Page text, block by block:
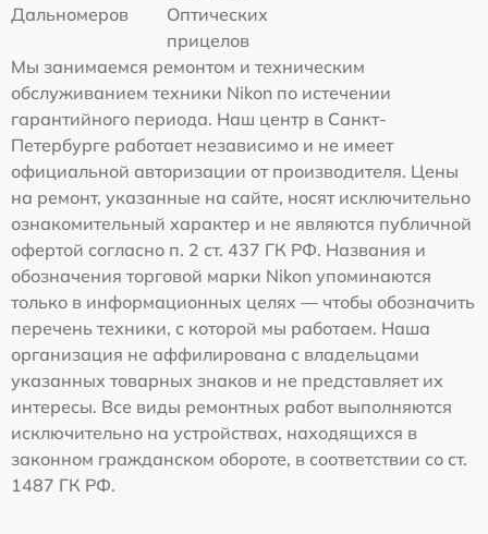
Дальномеров
Оптических
прицелов
Мы занимаемся ремонтом и техническим
обслуживанием техники Nikon по истечении
гарантийного периода. Наш центр в Санкт-
Петербурге работает независимо и не имеет
официальной авторизации от производителя. Цены
на ремонт, указанные на сайте, носят исключительно
ознакомительный характер и не являются публичной
офертой согласно п. 2 ст. 437 ГК РФ. Названия и
обозначения торговой марки Nikon упоминаются
только в информационных целях — чтобы обозначить
перечень техники, с которой мы работаем. Наша
организация не аффилирована с владельцами
указанных товарных знаков и не представляет их
интересы. Все виды ремонтных работ выполняются
исключительно на устройствах, находящихся в
законном гражданском обороте, в соответствии со ст.
1487 ГК РФ.